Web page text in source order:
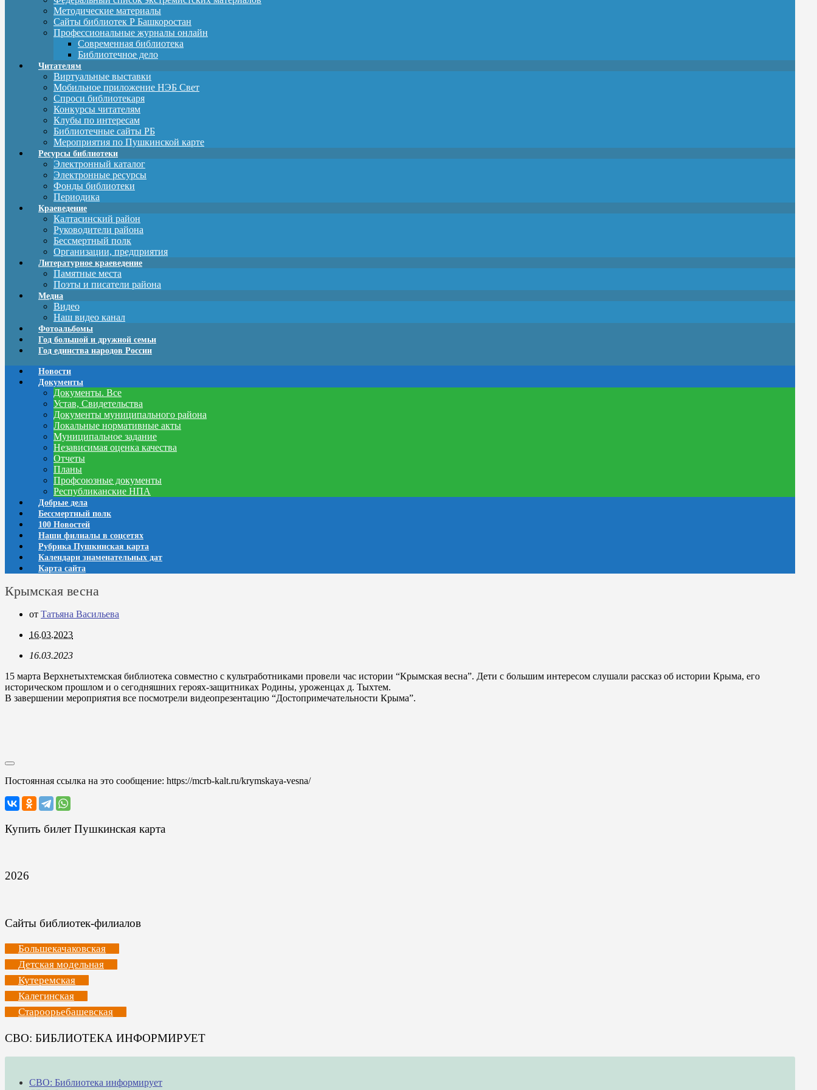
Методические материалы
Сайты библиотек Р Башкоростан
Профессиональные журналы онлайн
Современная библиотека
Библиотечное дело
Читателям
Виртуальные выставки
Мобильное приложение НЭБ Свет
Спроси библиотекаря
Конкурсы читателям
Клубы по интересам
Библиотечные сайты РБ
Мероприятия по Пушкинской карте
Ресурсы библиотеки
Электронный каталог
Электронные ресурсы
Фонды библиотеки
Периодика
Краеведение
Калтасинский район
Руководители района
Бессмертный полк
Организации, предприятия
Литературное краеведение
Памятные места
Поэты и писатели района
Медиа
Видео
Наш видео канал
Фотоальбомы
Год большой и дружной семьи
Год единства народов России
Новости
Документы
Документы. Все
Устав, Свидетельства
Документы муниципального района
Локальные нормативные акты
Муниципальное задание
Независимая оценка качества
Отчеты
Планы
Профсоюзные документы
Республиканские НПА
Добрые дела
Бессмертный полк
100 Новостей
Наши филиалы в соцсетях
Рубрика Пушкинская карта
Календари знаменательных дат
Карта сайта
Крымская весна
от Татьяна Васильева
16.03.2023
16.03.2023
15 марта Верхнетыхтемская библиотека совместно с культработниками провели час истории “Крымская весна”. Дети с большим интересом слушали рассказ об истории Крыма, его
историческом прошлом и о сегодняшних героях-защитниках Родины, уроженцах д. Тыхтем.
В завершении мероприятия все посмотрели видеопрезентацию “Достопримечательности Крыма”.
Постоянная ссылка на это сообщение: https://mcrb-kalt.ru/krymskaya-vesna/
Купить билет Пушкинская карта
2026
Сайты библиотек-филиалов
Большекачаковская
Детская модельная
Кутеремская
Калегинская
Староорьебашевская
СВО: БИБЛИОТЕКА ИНФОРМИРУЕТ
СВО: Библиотека информирует